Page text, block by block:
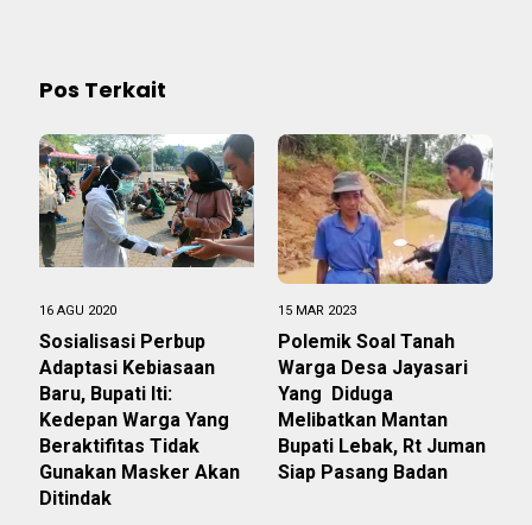
Pos Terkait
16 AGU 2020
Sosialisasi Perbup
Adaptasi Kebiasaan
Baru, Bupati Iti:
Kedepan Warga Yang
Beraktifitas Tidak
Gunakan Masker Akan
Ditindak
15 MAR 2023
Polemik Soal Tanah
Warga Desa Jayasari
Yang Diduga
Melibatkan Mantan
Bupati Lebak, Rt Juman
Siap Pasang Badan